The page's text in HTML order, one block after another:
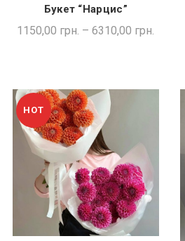
ШВИДКА ПОКУПКА
Букет “Нарцис”
1150,00 грн. –6310,00 грн.
HOT